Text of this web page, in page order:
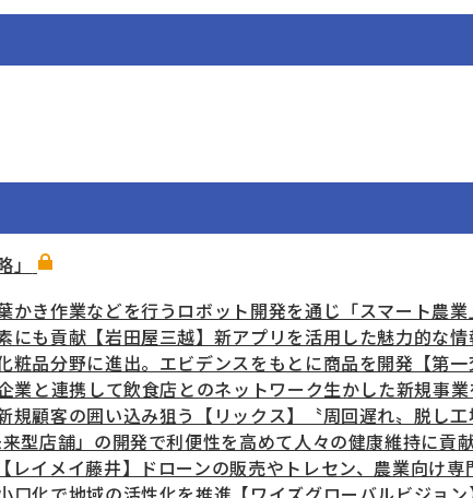
かき作業などを行うロボット開発を通じ「スマート農
にも貢献【岩田屋三越】新アプリを活用した魅力的な
粧品分野に進出。エビデンスをもとに商品を開発【第
業と連携して飲食店とのネットワーク生かした新規事
規顧客の囲い込み狙う【リックス】〝周回遅れ〟脱し
型店舗」の開発で利便性を高めて人々の健康維持に
レイメイ藤井】ドローンの販売やトレセン、農業向け